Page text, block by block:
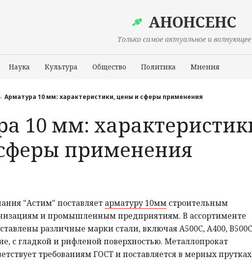
АНОНСЕНС
Только самое актуальное и волнующее
Наука Культура Общество Политика Мнения
Происшествия
Арматура 10 мм: характеристики, цены и сферы применения
10 мм:
применения
"Астим" поставляет арматуру 10ммстроительным
и промышленным предприятиям. В ассортименте
различные марки стали, включая А500С, А400,
с гладкой и рифленой поверхностью. Металлопрокат
требованиям ГОСТ и поставляется в мерных